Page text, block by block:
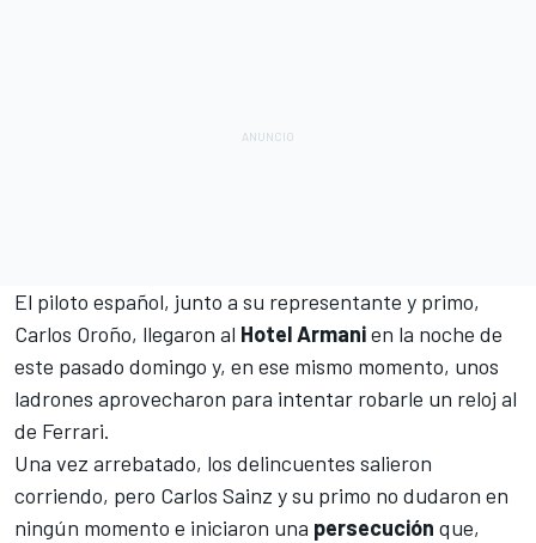
El piloto español, junto a su representante y primo,
Carlos Oroño, llegaron al Hotel Armanien la noche de
este pasado domingo y, en ese mismo momento, unos
ladrones aprovecharon para intentar robarle un reloj al
de Ferrari.
Una vez arrebatado, los delincuentes salieron
corriendo, pero Carlos Sainz y su primo no dudaron en
ningún momento e iniciaron una persecución que,